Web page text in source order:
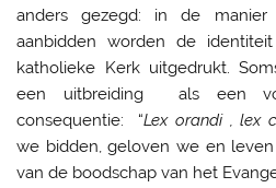
anders gezegd: in de manier
aanbidden worden de
katholieke Kerk uitgedrukt.
een uitbreiding als een
consequentie: “Lex orandi , lex
we bidden, geloven we en
van de boodschap van het